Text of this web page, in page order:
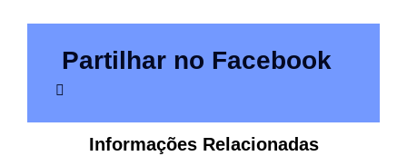
Partilhar no Facebook
Informações Relacionadas